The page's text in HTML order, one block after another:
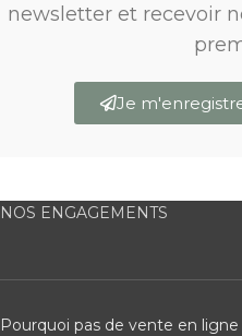
newsletter et recevoir
Je
NOS ENGAGEMENTS
Pourquoi pas de vente en ligne